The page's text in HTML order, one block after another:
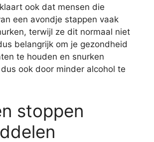
ook dat mensen die
een avondje stappen vaak
terwijl ze dit normaal niet
belangrijk om je gezondheid
te houden en snurken
ook door minder alcohol te
stoppen